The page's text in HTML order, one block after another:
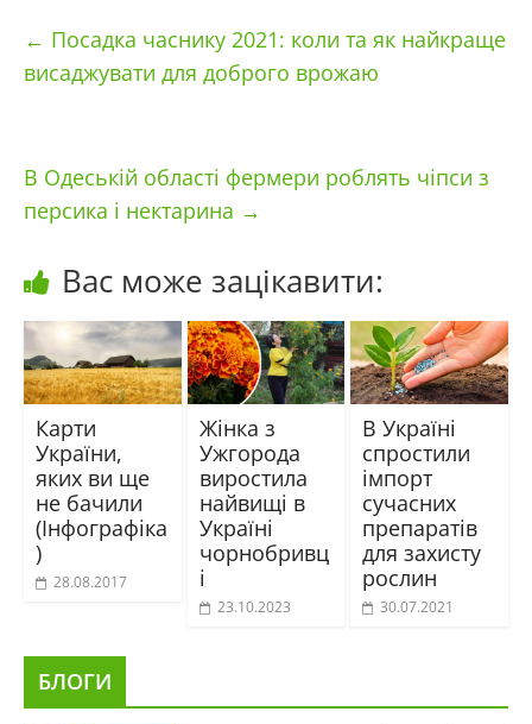
← Посадка часнику 2021: коли та як найкраще
висаджувати для доброго врожаю
В Одеській області фермери роблять чіпси з
персика і нектарина →
Вас може зацікавити:
Карти
України,
яких ви ще
не бачили
(Інфографіка
)
28.08.2017
Жінка з
Ужгорода
виростила
найвищі в
Україні
чорнобривц
і
23.10.2023
В Україні
спростили
імпорт
сучасних
препаратів
для захисту
рослин
30.07.2021
БЛОГИ